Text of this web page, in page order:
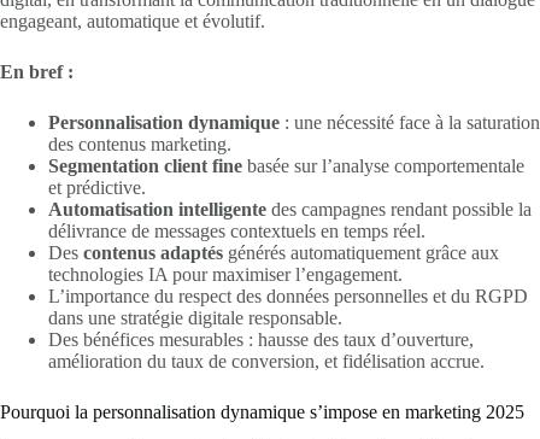
engageant, automatique et évolutif.
En bref :
Personnalisation dynamique : une nécessité face à la saturation
des contenus marketing.
Segmentation client fine basée sur l’analyse comportementale
et prédictive.
Automatisation intelligente des campagnes rendant possible la
délivrance de messages contextuels en temps réel.
Des contenus adaptés générés automatiquement grâce aux
technologies IA pour maximiser l’engagement.
L’importance du respect des données personnelles et du RGPD
dans une stratégie digitale responsable.
Des bénéfices mesurables : hausse des taux d’ouverture,
amélioration du taux de conversion, et fidélisation accrue.
Pourquoi la personnalisation dynamique s’impose en marketing 2025